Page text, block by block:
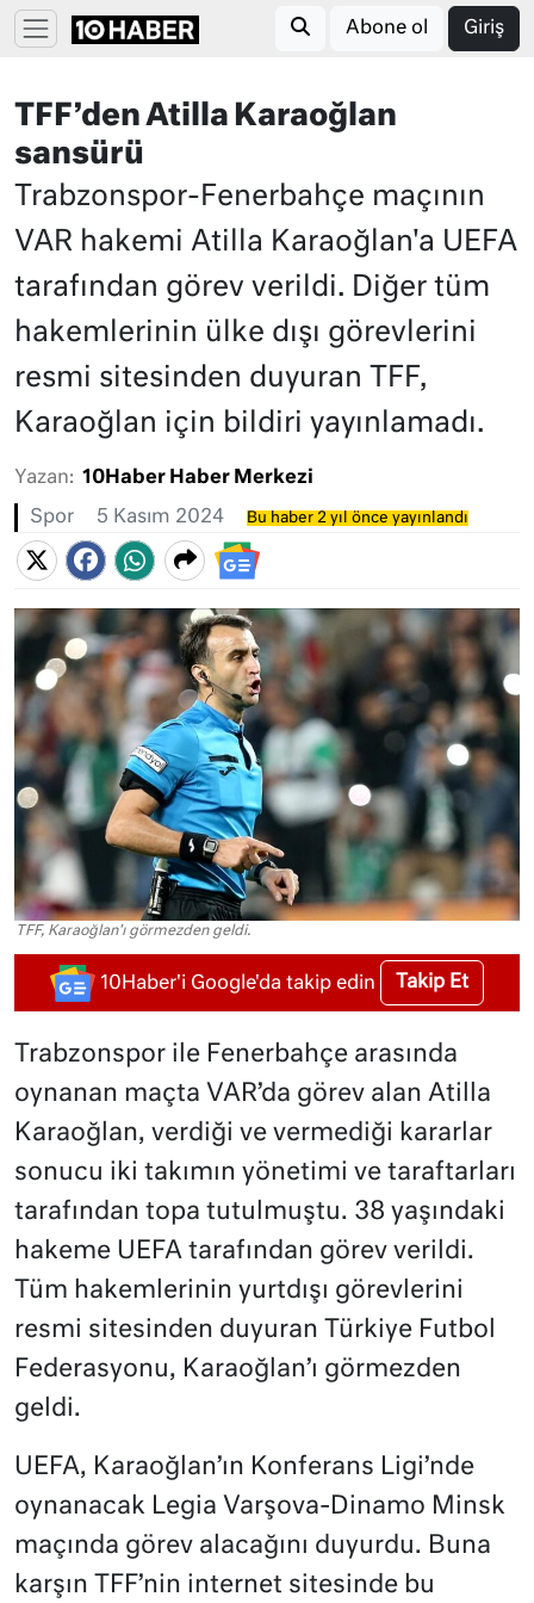
Abone ol Giriş
TFF’den Atilla Karaoğlan
sansürü
Trabzonspor-Fenerbahçe maçının
VAR hakemi Atilla Karaoğlan'a UEFA
tarafından görev verildi. Diğer tüm
hakemlerinin ülke dışı görevlerini
resmi sitesinden duyuran TFF,
Karaoğlan için bildiri yayınlamadı.
Yazan: 10Haber Haber Merkezi
Spor 5 Kasım 2024 Bu haber 2 yıl önce yayınlandı
TFF, Karaoğlan'ı görmezden geldi.
10Haber'i Google'da takip edin Takip Et
Trabzonspor ile Fenerbahçe arasında
oynanan maçta VAR’da görev alan Atilla
Karaoğlan, verdiği ve vermediği kararlar
sonucu iki takımın yönetimi ve taraftarları
tarafından topa tutulmuştu. 38 yaşındaki
hakeme UEFA tarafından görev verildi.
Tüm hakemlerinin yurtdışı görevlerini
resmi sitesinden duyuran Türkiye Futbol
Federasyonu, Karaoğlan’ı görmezden
geldi.
UEFA, Karaoğlan’ın Konferans Ligi’nde
oynanacak Legia Varşova-Dinamo Minsk
maçında görev alacağını duyurdu. Buna
karşın TFF’nin internet sitesinde bu